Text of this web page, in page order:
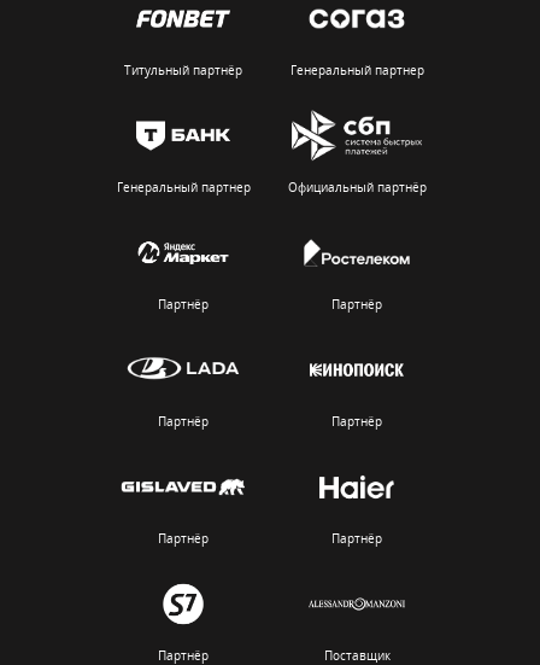
Титульный партнёр Генеральный партнер
Генеральный партнер Официальный партнёр
Партнёр Партнёр
Партнёр Партнёр
Партнёр Партнёр
Партнёр Поставщик